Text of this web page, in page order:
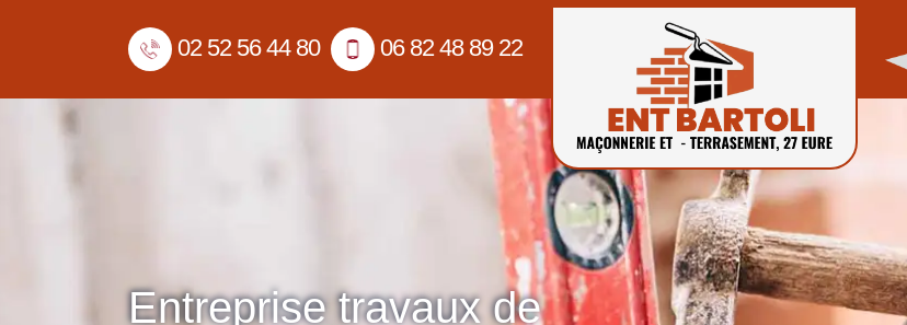
02 52 56 44 80 06 82 48 89 22
Entreprise travaux de